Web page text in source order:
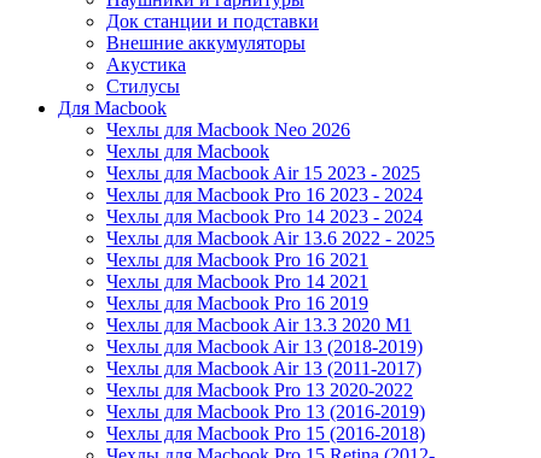
Док станции и подставки
Внешние аккумуляторы
Акустика
Стилусы
Для Macbook
Чехлы для Macbook Neo 2026
Чехлы для Macbook
Чехлы для Macbook Air 15 2023 - 2025
Чехлы для Macbook Pro 16 2023 - 2024
Чехлы для Macbook Pro 14 2023 - 2024
Чехлы для Macbook Air 13.6 2022 - 2025
Чехлы для Macbook Pro 16 2021
Чехлы для Macbook Pro 14 2021
Чехлы для Macbook Pro 16 2019
Чехлы для Macbook Air 13.3 2020 M1
Чехлы для Macbook Air 13 (2018-2019)
Чехлы для Macbook Air 13 (2011-2017)
Чехлы для Macbook Pro 13 2020-2022
Чехлы для Macbook Pro 13 (2016-2019)
Чехлы для Macbook Pro 15 (2016-2018)